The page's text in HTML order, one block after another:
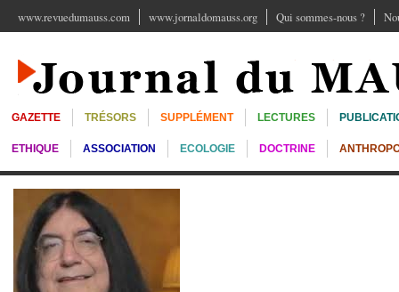
www.revuedumauss.com www.jornaldomauss.org Qui sommes-nous ?
GAZETTE TRÉSORS SUPPLÉMENT LECTURES
ETHIQUE ASSOCIATION ECOLOGIE DOCTRINE